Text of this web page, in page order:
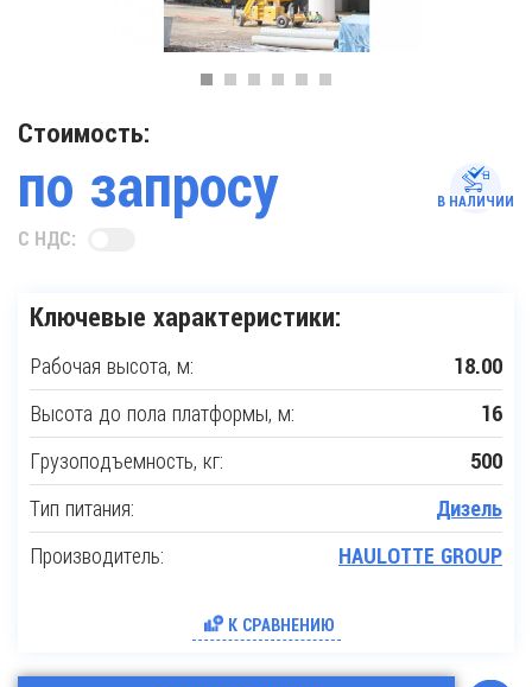
Ключевые характеристики:
Рабочая высота, м: 18.00
Высота до пола платформы, м: 16
Грузоподъемность, кг: 500
Тип питания: Дизель
Производитель: HAULOTTE GROUP
К СРАВНЕНИЮ
Стоимость:
по запросу В НАЛИЧИИ
С НДС: